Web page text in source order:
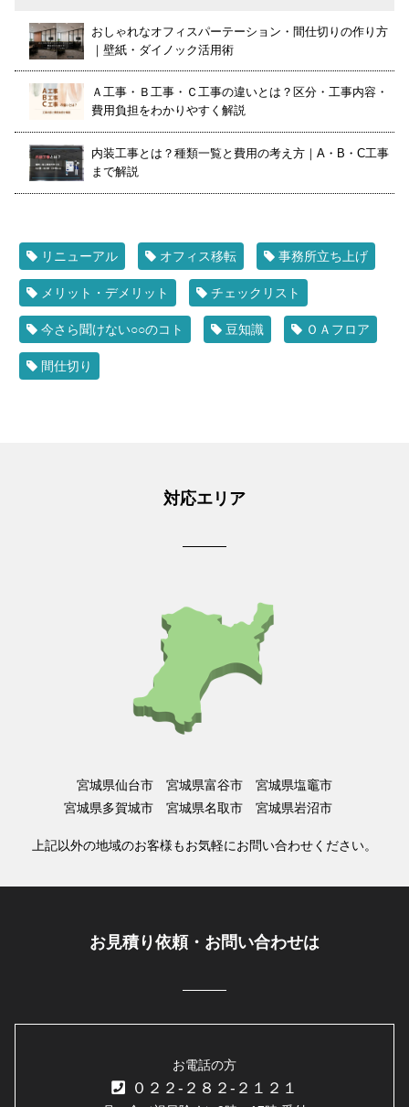
おしゃれなオフィスパーテーション・間仕切りの作り方
｜壁紙・ダイノック活用術
Ａ工事・Ｂ工事・Ｃ工事の違いとは？区分・工事内容・
費用負担をわかりやすく解説
内装工事とは？種類一覧と費用の考え方｜A・B・C工事
まで解説
リニューアル オフィス移転 事務所立ち上げ
メリット・デメリット チェックリスト
今さら聞けない○○のコト 豆知識 ＯＡフロア
間仕切り
対応エリア
宮城県仙台市 宮城県富谷市 宮城県塩竈市
宮城県多賀城市 宮城県名取市 宮城県岩沼市
上記以外の地域のお客様もお気軽にお問い合わせください。
お見積り依頼・お問い合わせは
お電話の方
０２２-２８２-２１２１